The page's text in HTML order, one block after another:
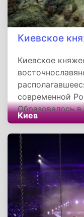
Киевское
Киевское
современной
Образовалось
Руси. Столицей
Княжеству
обоих
Киевское
землями, на
Черниговского
Польшей; на
княжеством.
Киев